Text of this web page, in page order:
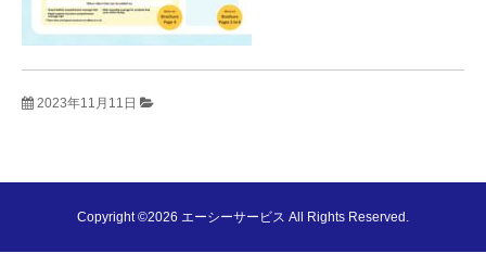
2023年11月11日
Copyright ©2026 エーシーサービス All Rights Reserved.